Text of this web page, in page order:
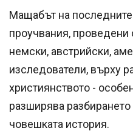
Мащабът на
проучвания, проведени
немски, австрийски,
изследователи, върху
християнството -
разширява
човешката история.